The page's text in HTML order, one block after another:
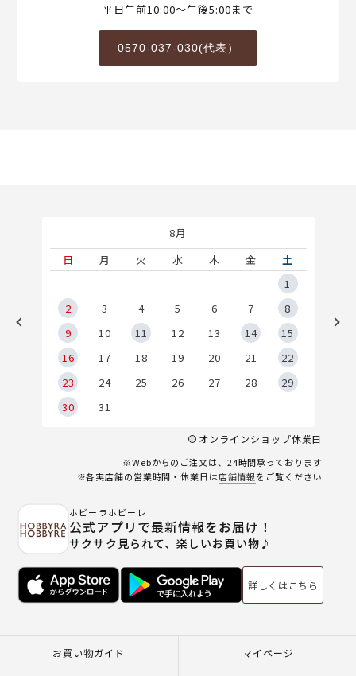
平日午前10:00～午後5:00まで
0570-037-030(代表）
8月
日
月 火 水 木 金
土
1
2
3 4 5 6 7
8
9
10 11 12 13 14
15
16
17 18 19 20 21
22
23
24 25 26 27 28
29
30
31
オンラインショップ休業日
※Webからのご注文は、24時間承っております
※各実店舗の営業時間・休業日は店舗情報をご覧ください
ホビーラホビーレ
公式アプリで最新情報をお届け！
サクサク見られて、楽しいお買い物♪
詳しくはこちら
お買い物ガイド マイページ